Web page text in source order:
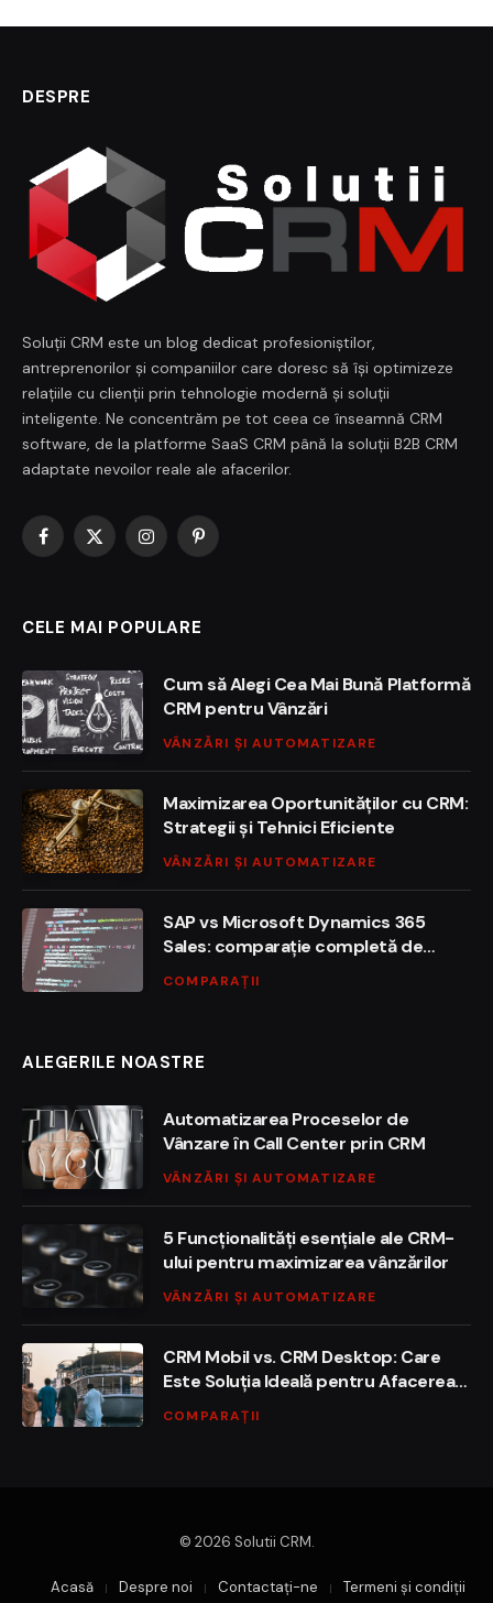
DESPRE
Soluții CRM este un blog dedicat profesioniștilor,
antreprenorilor și companiilor care doresc să își optimizeze
relațiile cu clienții prin tehnologie modernă și soluții
inteligente. Ne concentrăm pe tot ceea ce înseamnă CRM
software, de la platforme SaaS CRM până la soluții B2B CRM
adaptate nevoilor reale ale afacerilor.
Facebook
X
InstagramPinterest
CELE MAI POPULARE
Cum să Alegi Cea Mai Bună Platformă
CRM pentru Vânzări
VÂNZĂRI ȘI AUTOMATIZARE
Maximizarea Oportunităților cu CRM:
Strategii și Tehnici Eficiente
VÂNZĂRI ȘI AUTOMATIZARE
SAP vs Microsoft Dynamics 365
Sales: comparație completă de
funcționalități, preț și integrare
COMPARAȚII
ALEGERILE NOASTRE
Automatizarea Proceselor de
Vânzare în Call Center prin CRM
VÂNZĂRI ȘI AUTOMATIZARE
5 Funcționalități esențiale ale CRM-
ului pentru maximizarea vânzărilor
VÂNZĂRI ȘI AUTOMATIZARE
CRM Mobil vs. CRM Desktop: Care
Este Soluția Ideală pentru Afacerea
COMPARAȚII
© 2026 Solutii CRM.
Acasă Despre noi Contactaţi-ne Termeni și condiții